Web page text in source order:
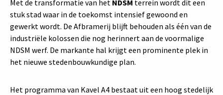
Met de transformatie van het NDSM terrein wordt dit een
stuk stad waar in de toekomst intensief gewoond en
gewerkt wordt. De Afbramerij blijft behouden als één van de
industriële kolossen die nog herinnert aan de voormalige
NDSM werf. De markante hal krijgt een prominente plek in
het nieuwe stedenbouwkundige plan.
Het programma van Kavel A4 bestaat uit een hoog stedelijk